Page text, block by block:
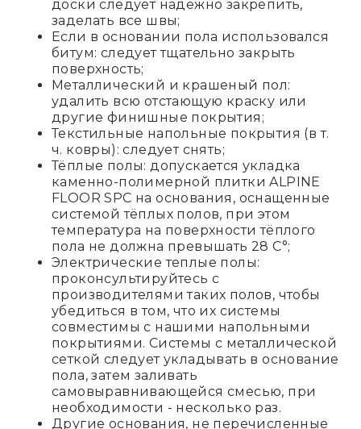
доски следует надёжно закрепить,
заделать все швы;
Если в основании пола использовался
битум: следует тщательно закрыть
поверхность;
Металлический и крашеный пол:
удалить всю отстающую краску или
другие финишные покрытия;
Текстильные напольные покрытия (в т.
ч. ковры): следует снять;
Тёплые полы: допускается укладка
каменно-полимерной плитки ALPINE
FLOOR SPC на основания, оснащенные
системой тёплых полов, при этом
температура на поверхности тёплого
пола не должна превышать 28 C°;
Электрические теплые полы:
проконсультируйтесь с
производителями таких полов, чтобы
убедиться в том, что их системы
совместимы с нашими напольными
покрытиями. Системы с металлической
сеткой следует укладывать в основание
пола, затем заливать
самовыравнивающейся смесью, при
необходимости - несколько раз.
Другие основания, не перечисленные